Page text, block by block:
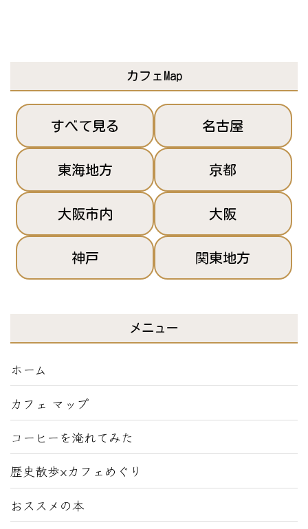
カフェMap
すべて見る 名古屋
東海地方 京都
大阪市内 大阪
神戸 関東地方
メニュー
ホーム
カフェ マップ
コーヒーを淹れてみた
歴史散歩×カフェめぐり
おススメの本